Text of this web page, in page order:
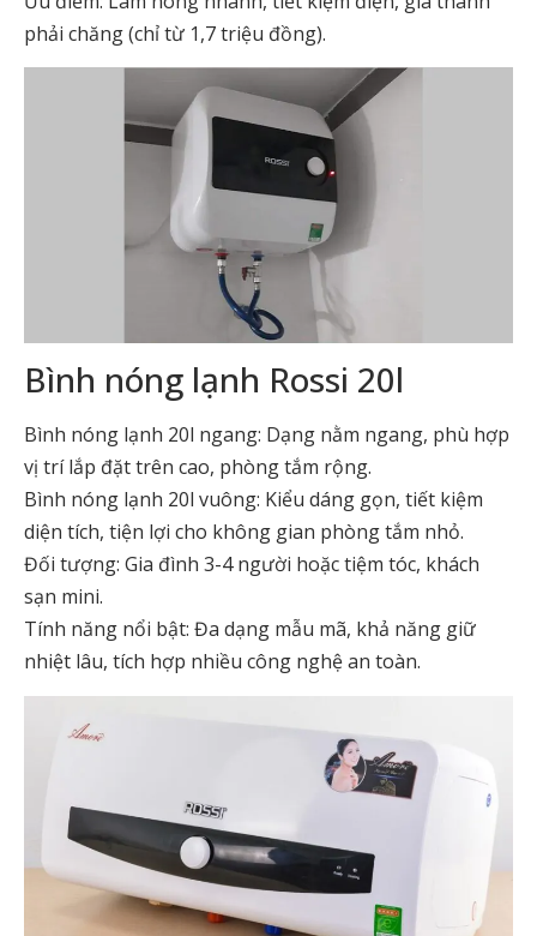
phải chăng (chỉ từ 1,7 triệu đồng).
Bình nóng lạnh Rossi 20l
Bình nóng lạnh 20l ngang: Dạng nằm ngang, phù hợp
vị trí lắp đặt trên cao, phòng tắm rộng.
Bình nóng lạnh 20l vuông: Kiểu dáng gọn, tiết kiệm
diện tích, tiện lợi cho không gian phòng tắm nhỏ.
Đối tượng: Gia đình 3-4 người hoặc tiệm tóc, khách
sạn mini.
Tính năng nổi bật: Đa dạng mẫu mã, khả năng giữ
nhiệt lâu, tích hợp nhiều công nghệ an toàn.